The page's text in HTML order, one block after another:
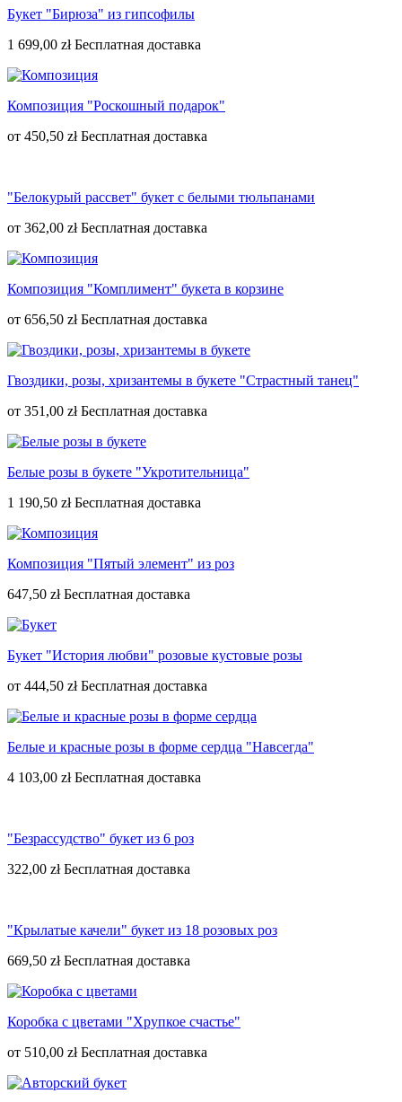
Букет "Бирюза" из гипсофилы
1 699,00 zł
Композиция "Роскошный подарок"
от 450,50 zł
"Белокурый рассвет" букет с белыми тюльпанами
от 362,00 zł
Композиция "Комплимент" букета в корзине
от 656,50 zł
Гвоздики, розы, хризантемы в букете "Страстный танец"
от 351,00 zł
Белые розы в букете "Укротительница"
1 190,50 zł
Композиция "Пятый элемент" из роз
647,50 zł
Букет "История любви" розовые кустовые розы
от 444,50 zł
Белые и красные розы в форме сердца "Навсегда"
4 103,00 zł
"Безрассудство" букет из 6 роз
322,00 zł
"Крылатые качели" букет из 18 розовых роз
669,50 zł
Коробка с цветами "Хрупкое счастье"
от 510,00 zł